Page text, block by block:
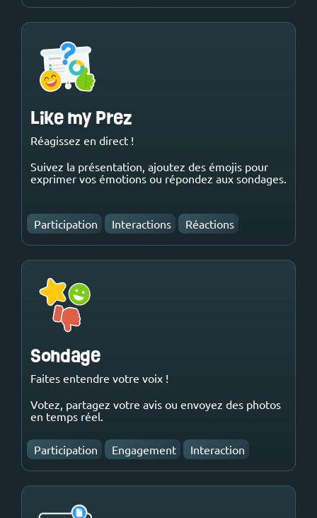
Like my Prez
Réagissez en direct !
Suivez la présentation, ajoutez des émojis pour
exprimer vos émotions ou répondez aux sondages.‎
Participation Interactions Réactions
Sondage
Faites entendre votre voix !
Votez, partagez votre avis ou envoyez des photos
en temps réel.
Participation Engagement Interaction